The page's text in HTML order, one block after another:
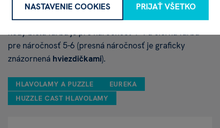
Náročnosťhlavolamu je rozlíšenáfarboukrabičky,
kedy biela farba je pre náročnosť 1-4 a čierna farba
pre náročnosť 5-6 (presná náročnosť je graficky
znázornená hviezdičkami).
HLAVOLAMY A PUZZLE
EUREKA
HUZZLE CAST HLAVOLAMY
NASTAVENIE COOKIES PRIJAŤ VŠETKO